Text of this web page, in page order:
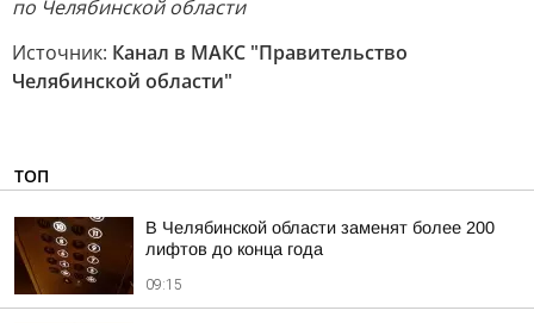
по Челябинской области
Источник: Канал в МАКС "Правительство
Челябинской области"
ТОП
В Челябинской области заменят более 200
лифтов до конца года
09:15